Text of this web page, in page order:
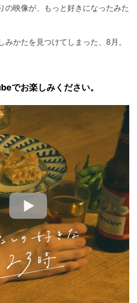
の映像が、もっと好きになったみた
みかたを見つけてしまった、8月。
でお楽しみください。